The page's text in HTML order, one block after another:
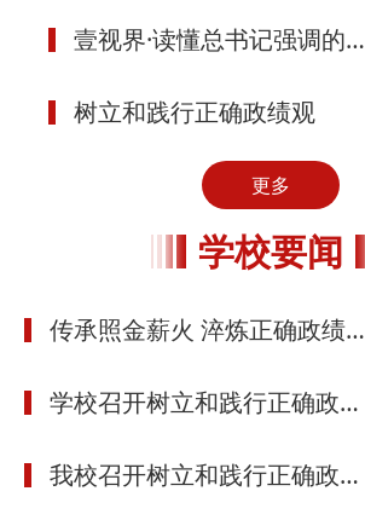
壹视界·读懂总书记强调的政绩观丨习近平总书记这样话担当
树立和践行正确政绩观
更多
学校要闻
传承照金薪火 淬炼正确政绩观 ——我校党委理论学习中心组（扩大）赴...
学校召开树立和践行正确政绩观学习教育警示教育大会
我校召开树立和践行正确政绩观学习教育推进会